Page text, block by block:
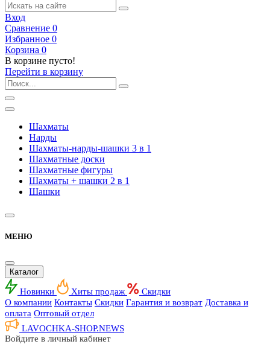
Вход
Сравнение 0
Избранное 0
Корзина 0
В корзине пусто!
Перейти в корзину
Шахматы
Нарды
Шахматы-нарды-шашки 3 в 1
Шахматные доски
Шахматные фигуры
Шахматы + шашки 2 в 1
Шашки
МЕНЮ
Каталог
Новинки Хиты продаж
Скидки
О компании Контакты Скидки Гарантия и возврат Доставка и
оплата Оптовый отдел
LAVOCHKA-SHOP.NEWS
Войдите в личный кабинет